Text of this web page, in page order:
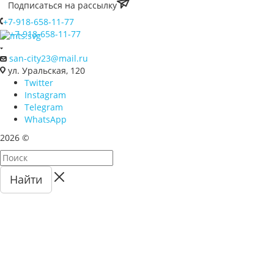
Подписаться на рассылку
+7-918-658-11-77
san-city23@mail.ru
ул. Уральская, 120
Twitter
Instagram
Telegram
WhatsApp
2026 ©
Найти